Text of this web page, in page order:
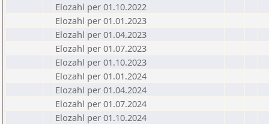
Elozahl per 01.10.2022
Elozahl per 01.01.2023
Elozahl per 01.04.2023
Elozahl per 01.07.2023
Elozahl per 01.10.2023
Elozahl per 01.01.2024
Elozahl per 01.04.2024
Elozahl per 01.07.2024
Elozahl per 01.10.2024